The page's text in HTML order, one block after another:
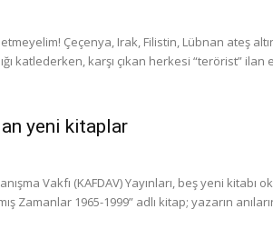
Çeçenya, Irak, Filistin, Lübnan ateş
katlederken, karşı çıkan herkesi “terörist” ilan
yeni kitaplar
Vakfı (KAFDAV) Yayınları, beş yeni
Zamanlar 1965-1999” adlı kitap; yazarın